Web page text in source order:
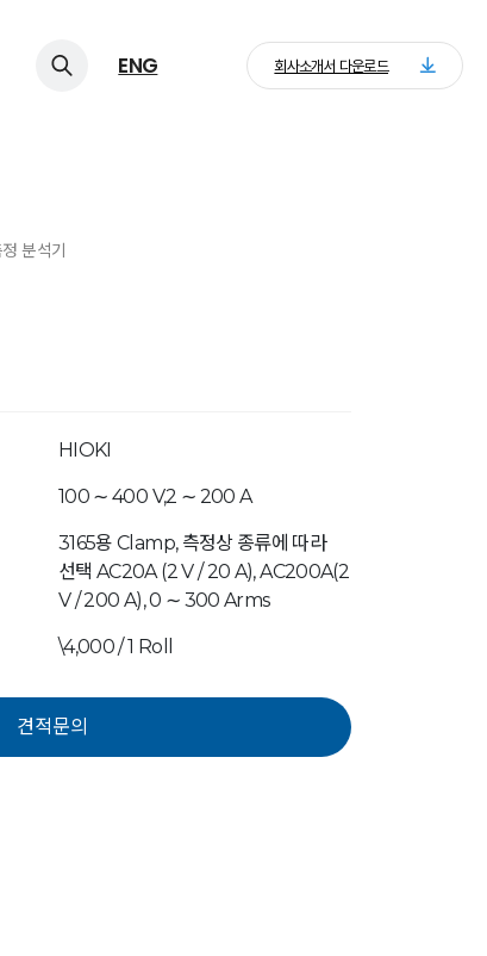
ENG 회사소개서 다운로드
분석기
HIOKI
100 ∼ 400 V,2 ∼ 200 A
3165용 Clamp, 측정상 종류에 따라
선택 AC20A (2 V / 20 A), AC200A(2
V / 200 A), 0 ∼ 300 Arms
\4,000 / 1 Roll